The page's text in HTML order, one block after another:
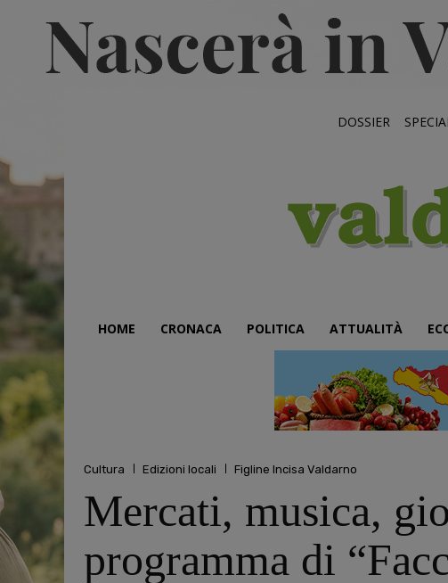
DOSSIER
HOME CRONACA POLITICA ATTUALITÀ
Cultura Edizioni locali Figline Incisa Valdarno
Mercati, musica,
programma di